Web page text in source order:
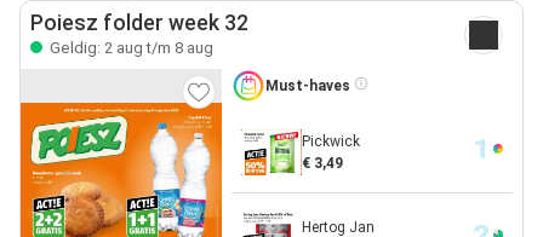
Poiesz folder week 32
Geldig: 2 aug t/m 8 aug
Must-haves
Pickwick
€ 3,49
Hertog Jan